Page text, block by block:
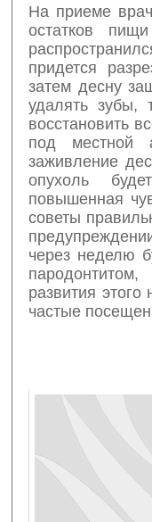
На приеме
остатков
придется
затем десну
удалять зубы,
восстановить
под местной
заживление
опухоль
повышенная
советы
через неделю
развития
частые